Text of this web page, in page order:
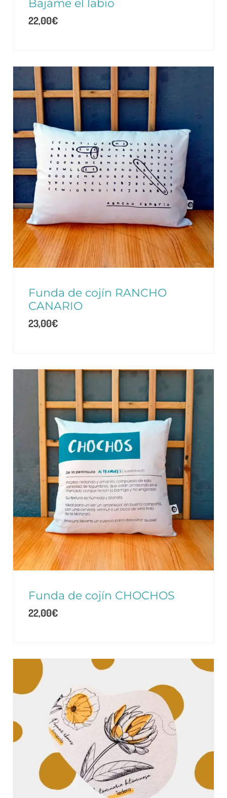
Bajáme el labio
22,00€
Funda de cojín RANCHO
CANARIO
23,00€
Funda de cojín CHOCHOS
22,00€